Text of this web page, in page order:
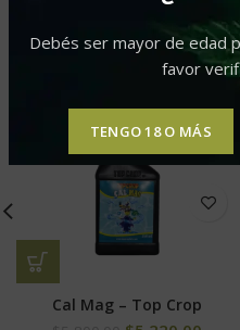
Debés ser mayor de edad
favor
TENGO 18 O MÁS
PRODUCTOS
Cal Mag – Top Crop